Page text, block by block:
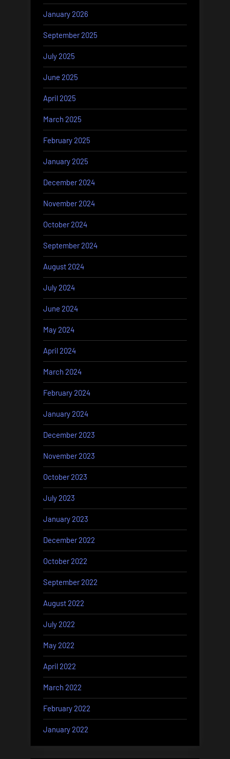
January 2026
September 2025
July 2025
June 2025
April 2025
March 2025
February 2025
January 2025
December 2024
November 2024
October 2024
September 2024
August 2024
July 2024
June 2024
May 2024
April 2024
March 2024
February 2024
January 2024
December 2023
November 2023
October 2023
July 2023
January 2023
December 2022
October 2022
September 2022
August 2022
July 2022
May 2022
April 2022
March 2022
February 2022
January 2022